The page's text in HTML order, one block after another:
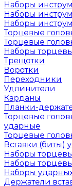
Наборы
Наборы
Наборы
Торцевые
Торцевые
Наборы
Трещотки
Воротки
Переходники
Удлинители
Карданы
Планки-
Торцевые
ударные
Торцевые
Вставки (биты)
Наборы
Наборы
Наборы ударных
Держатели